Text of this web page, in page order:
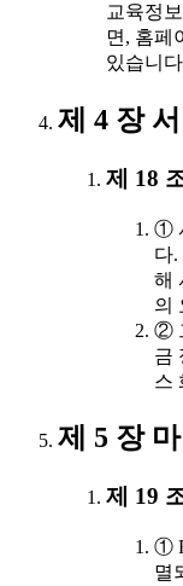
교육정
면, 홈페
있습니
제 4 장
제 18
①
다.
해
의
②
금
스
제 5 장
제 19
①
멸